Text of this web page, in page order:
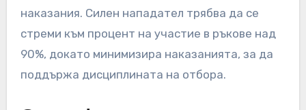
наказания. Силен нападател трябва да се
стреми към процент на участие в ръкове над
90%, докато минимизира наказанията, за да
поддържа дисциплината на отбора.